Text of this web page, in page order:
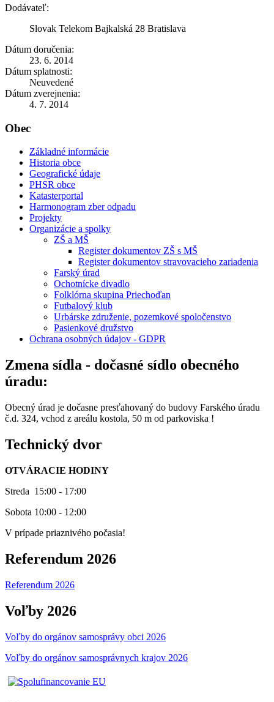
Dodávateľ:
Slovak Telekom Bajkalská 28 Bratislava
Dátum doručenia:
23. 6. 2014
Dátum splatnosti:
Neuvedené
Dátum zverejnenia:
4. 7. 2014
Obec
Základné informácie
Historia obce
Geografické údaje
PHSR obce
Katasterportal
Harmonogram zber odpadu
Projekty
Organizácie a spolky
ZŠ a MŠ
Register dokumentov ZŠ s MŠ
Register dokumentov stravovacieho zariadenia
Farský úrad
Ochotnícke divadlo
Folklórna skupina Priechoďan
Futbalový klub
Urbárske združenie, pozemkové spoločenstvo
Pasienkové družstvo
Ochrana osobných údajov - GDPR
Zmena sídla - dočasné sídlo obecného
úradu:
Obecný úrad je dočasne presťahovaný do budovy Farského úradu
č.d. 324, vchod z areálu kostola, 50 m od parkoviska !
Technický dvor
OTVÁRACIE HODINY
Streda 15:00 - 17:00
Sobota 10:00 - 12:00
V prípade priaznivého počasia!
Referendum 2026
Referendum 2026
Voľby 2026
Voľby do orgánov samosprávy obci 2026
Voľby do orgánov samosprávnych krajov 2026